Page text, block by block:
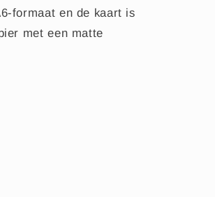
formaat en de kaart is
met een matte